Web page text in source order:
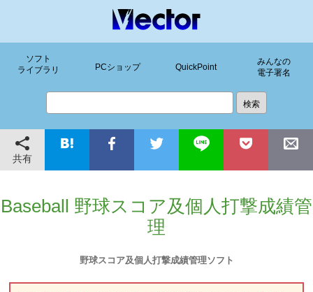
ソフト
ライブラリ
PCショップ QuickPoint
みんなの
電子署名
共有
Baseball 野球スコア及個人打撃成績管
理
野球スコア及個人打撃成績管理ソフト